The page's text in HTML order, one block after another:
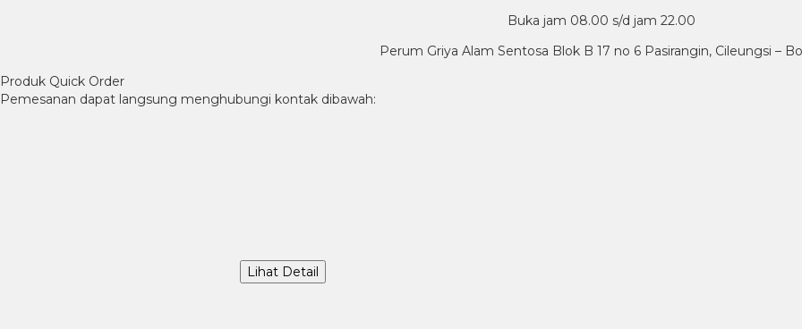
Buka jam 08.00 s/d jam 22.00
Perum Griya Alam Sentosa Blok B 17 no 6 Pasirangin, Cileungsi –
Produk Quick Order
Pemesanan dapat langsung menghubungi kontak dibawah:
Lihat Detail